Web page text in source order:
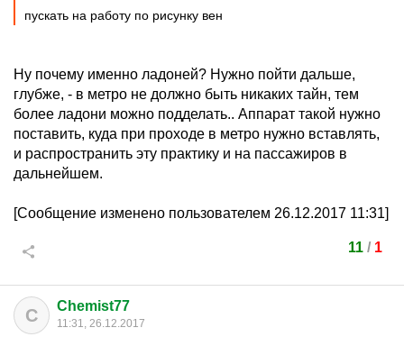
пускать на работу по рисунку вен
Ну почему именно ладоней? Нужно пойти дальше,
глубже, - в метро не должно быть никаких тайн, тем
более ладони можно подделать.. Аппарат такой нужно
поставить, куда при проходе в метро нужно вставлять,
и распространить эту практику и на пассажиров в
дальнейшем.
[Сообщение изменено пользователем 26.12.2017 11:31]
11/ 1
C Chemist77
11:31, 26.12.2017